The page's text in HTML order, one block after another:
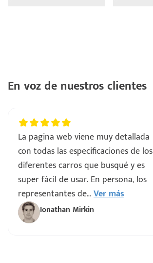
En voz de nuestros clientes
La pagina web viene muy detallada
con todas las especificaciones de los
diferentes carros que busqué y es
super fácil de usar. En persona, los
representantes de...Ver más
Ionathan Mirkin